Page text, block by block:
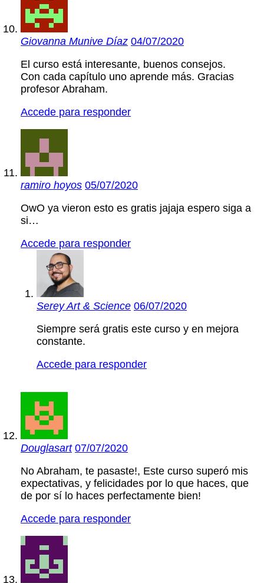
Giovanna Munive Díaz 04/07/2020
El curso está interesante, buenos consejos.
Con cada capítulo uno aprende más. Gracias
profesor Abraham.
Accede para responder
ramiro hoyos 05/07/2020
OwO ya vieron esto es gratis jajaja espero siga a
si…
Accede para responder
Serey Art & Science 06/07/2020
Siempre será gratis este curso y en mejora
constante.
Accede para responder
Douglasart 07/07/2020
No Abraham, te pasaste!, Este curso superó mis
expectativas, y felicidades por lo que haces, que
de por sí lo haces perfectamente bien!
Accede para responder